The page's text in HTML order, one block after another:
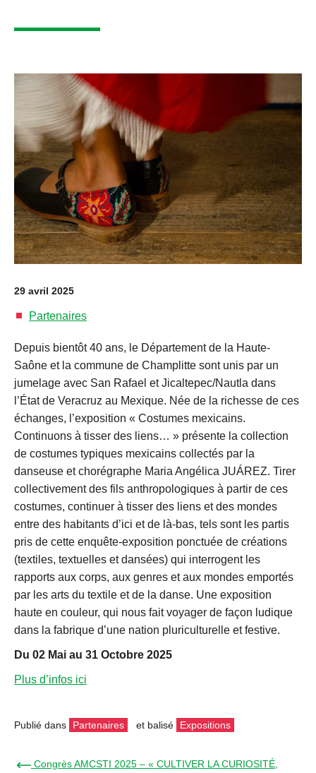
29 avril 2025
Partenaires
Depuis bientôt 40 ans, le Département de la Haute-
Saône et la commune de Champlitte sont unis par un
jumelage avec San Rafael et Jicaltepec/Nautla dans
l’État de Veracruz au Mexique. Née de la richesse de ces
échanges, l’exposition « Costumes mexicains.
Continuons à tisser des liens… » présente la collection
de costumes typiques mexicains collectés par la
danseuse et chorégraphe Maria Angélica JUÁREZ. Tirer
collectivement des fils anthropologiques à partir de ces
costumes, continuer à tisser des liens et des mondes
entre des habitants d’ici et de là-bas, tels sont les partis
pris de cette enquête-exposition ponctuée de créations
(textiles, textuelles et dansées) qui interrogent les
rapports aux corps, aux genres et aux mondes emportés
par les arts du textile et de la danse. Une exposition
haute en couleur, qui nous fait voyager de façon ludique
dans la fabrique d’une nation pluriculturelle et festive.
Du 02 Mai au 31 Octobre 2025
Plus d’infos ici
Publié dans Partenaires et balisé Expositions
← Congrès AMCSTI 2025 – « CULTIVER LA CURIOSITÉ,